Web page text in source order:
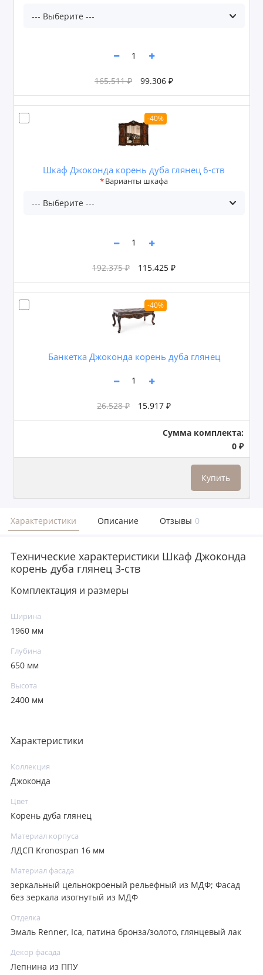
165.511 ₽ 99.306 ₽
-40%
Шкаф Джоконда корень дуба глянец 6-ств
Варианты шкафа
192.375 ₽ 115.425 ₽
-40%
Банкетка Джоконда корень дуба глянец
26.528 ₽ 15.917 ₽
Сумма комплекта:
0 ₽
Купить
Характеристики Описание Отзывы 0
Технические характеристики Шкаф Джоконда
корень дуба глянец 3-ств
Комплектация и размеры
Ширина
1960 мм
Глубина
650 мм
Высота
2400 мм
Характеристики
Коллекция
Джоконда
Цвет
Корень дуба глянец
Материал корпуса
ЛДСП Kronospan 16 мм
Материал фасада
зеркальный цельнокроеный рельефный из МДФ; Фасад
без зеркала изогнутый из МДФ
Отделка
Эмаль Renner, Ica, патина бронза/золото, глянцевый лак
Декор фасада
Лепнина из ППУ